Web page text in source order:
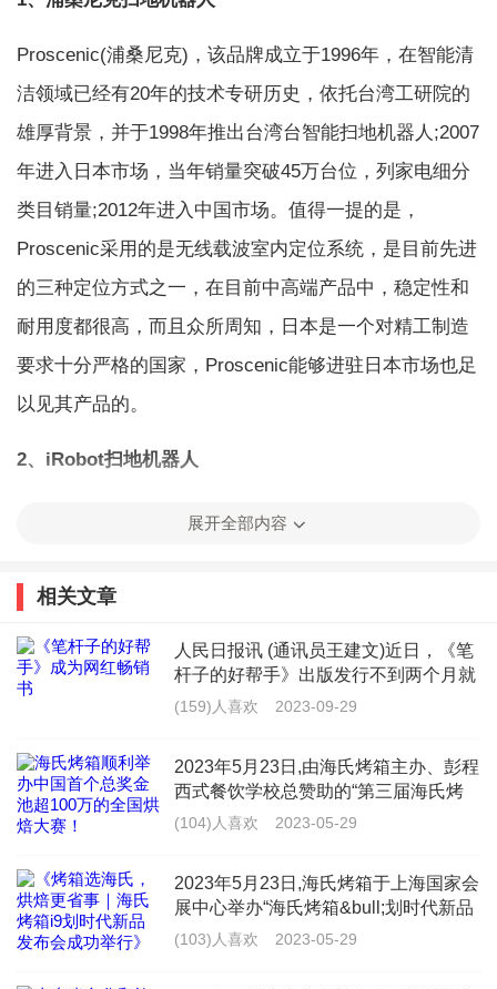
Proscenic(浦桑尼克)，该品牌成立于1996年，在智能清
洁领域已经有20年的技术专研历史，依托台湾工研院的
雄厚背景，并于1998年推出台湾台智能扫地机器人;2007
年进入日本市场，当年销量突破45万台位，列家电细分
类目销量;2012年进入中国市场。值得一提的是，
Proscenic采用的是无线载波室内定位系统，是目前先进
的三种定位方式之一，在目前中高端产品中，稳定性和
耐用度都很高，而且众所周知，日本是一个对精工制造
要求十分严格的国家，Proscenic能够进驻日本市场也足
以见其产品的。
2、iRobot扫地机器人
iRobot成立于1990年，与美国军方有紧密合作，从2005
市场。截止2011年，iRobot已于全球销售超过6百万台的
家用吸尘机器人，战绩卓然。在扫地机器人领域，
iRobot采用的是vSLAM图像位移定位系统，它新推出的
980这款同样采用这种定位方式，众所周知，产品的价值
和价格成正比，iRobot980目前并未在中国市场出售，据
悉价格不菲。如果不差钱，想体验一把美国军工企业的
产品，那就随意选购啦。而且在某些复杂的家居环境
下，这种定位方式IDE算法复杂度也会随之提高，有可
能影响精准定位。
展开全部内容
相关文章
人民日报讯 (通讯员王建文)近日，《笔
杆子的好帮手》出版发行不到两个月就
登上畅销书排行榜。“这本书是这么多
(159)人喜欢 2023-09-29
2023年5月23日,由海氏烤箱主办、彭程
西式餐饮学校总赞助的“第三届海氏烤
箱百万全国烘焙大奖赛”总决赛(以下简
(104)人喜欢 2023-05-29
2023年5月23日,海氏烤箱于上海国家会
展中心举办“海氏烤箱&bull;划时代新品
发布会”,发布了2款新品:海氏i9智能风炉
(103)人喜欢 2023-05-29